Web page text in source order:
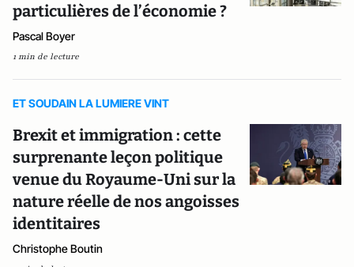
particulières de l’économie ?
Pascal Boyer
1 min de lecture
ET SOUDAIN LA LUMIERE VINT
Brexit et immigration : cette
surprenante leçon politique
venue du Royaume-Uni sur la
nature réelle de nos angoisses
identitaires
Christophe Boutin